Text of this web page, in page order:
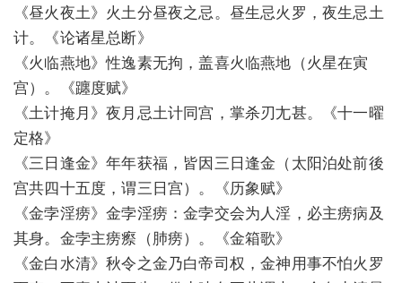
《昼火夜土》火土分昼夜之忌。昼生忌火罗，夜生忌土
计。《论诸星总断》
《火临燕地》性逸素无拘，盖喜火临燕地（火星在寅
宫）。《躔度赋》
《土计掩月》夜月忌土计同宫，掌杀刃尢甚。《十一曜
定格》
《三日逢金》年年获福，皆因三日逢金（太阳泊处前後
宫共四十五度，谓三日宫）。《历象赋》
《金孛淫痨》金孛淫痨：金孛交会为人淫，必主痨病及
其身。金孛主痨瘵（肺痨）。《金箱歌》
《金白水清》秋令之金乃白帝司权，金神用事不怕火罗